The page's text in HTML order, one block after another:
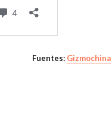
Fuentes: Gizmochina